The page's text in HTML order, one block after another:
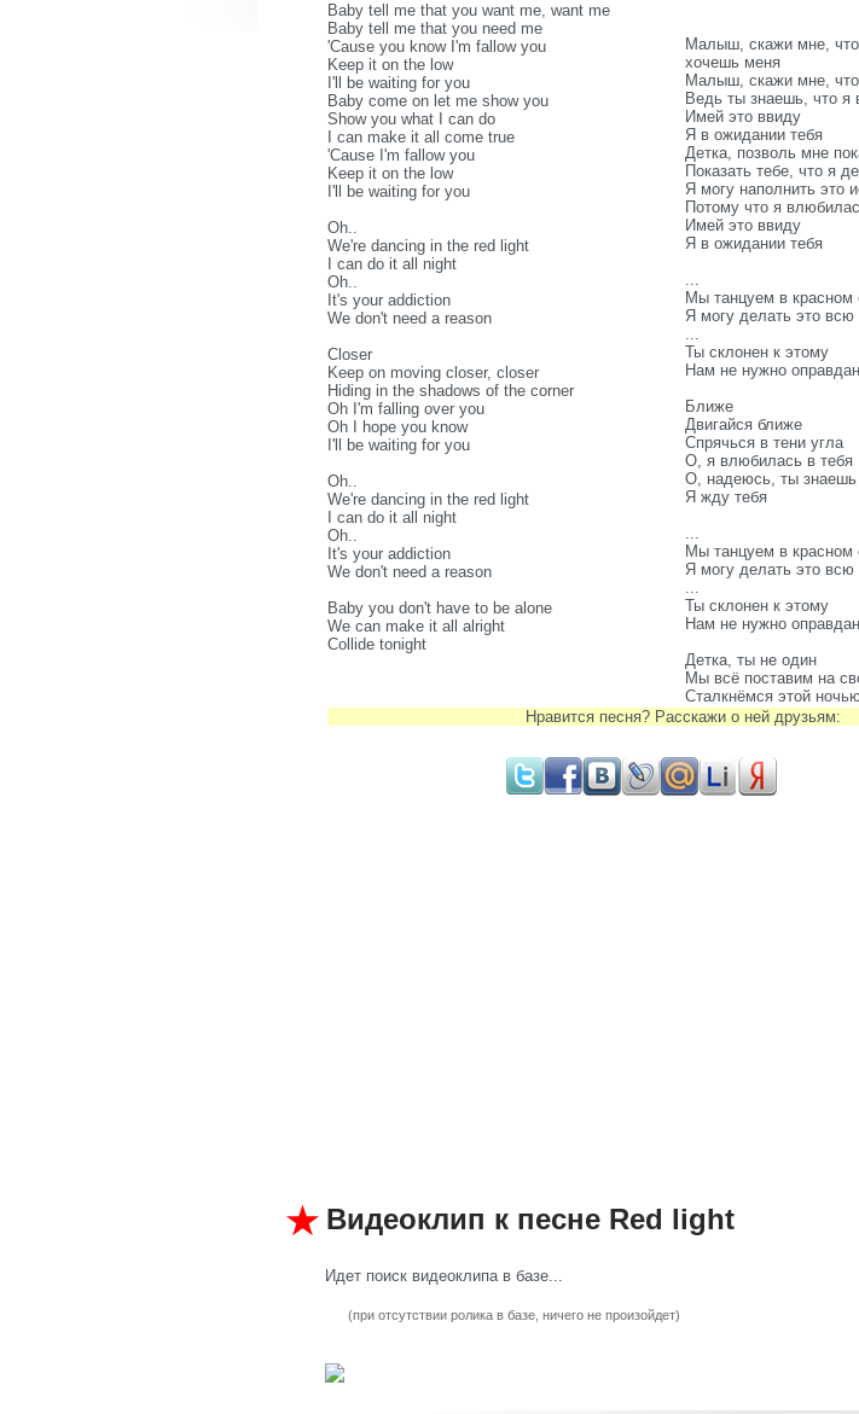
Baby tell me that you want me, want me
Baby tell me that you need me
'Cause you know I'm fallow you
Keep it on the low
I'll be waiting for you
Baby come on let me show you
Show you what I can do
I can make it all come true
'Cause I'm fallow you
Keep it on the low
I'll be waiting for you
Oh..
We're dancing in the red light
I can do it all night
Oh..
It's your addiction
We don't need a reason
Closer
Keep on moving closer, closer
Hiding in the shadows of the corner
Oh I'm falling over you
Oh I hope you know
I'll be waiting for you
Oh..
We're dancing in the red light
I can do it all night
Oh..
It's your addiction
We don't need a reason
Baby you don't have to be alone
We can make it all alright
Collide tonight
Малыш, скажи мне,
хочешь меня
Малыш, скажи мне,
Ведь ты знаешь, что я
Имей это ввиду
Я в ожидании тебя
Детка, позволь мне
Показать тебе, что я
Я могу наполнить это
Потому что я
Имей это ввиду
Я в ожидании тебя
...
Мы танцуем в красном
Я могу делать это всю
...
Ты склонен к этому
Нам не нужно
Ближе
Двигайся ближе
Спрячься в тени угла
О, я влюбилась в тебя
О, надеюсь, ты знаешь
Я жду тебя
...
Мы танцуем в красном
Я могу делать это всю
...
Ты склонен к этому
Нам не нужно
Детка, ты не один
Мы всё поставим на
Сталкнёмся этой
Нравится песня? Расскажи о ней друзьям:
Видеоклип к песне Red light
Идет поиск видеоклипа в базе...
(при отсутствии ролика в базе, ничего не произойдет)